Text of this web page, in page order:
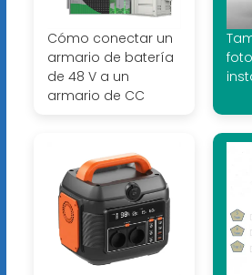
Cómo conectar un
armario de batería
de 48 V a un
armario de CC